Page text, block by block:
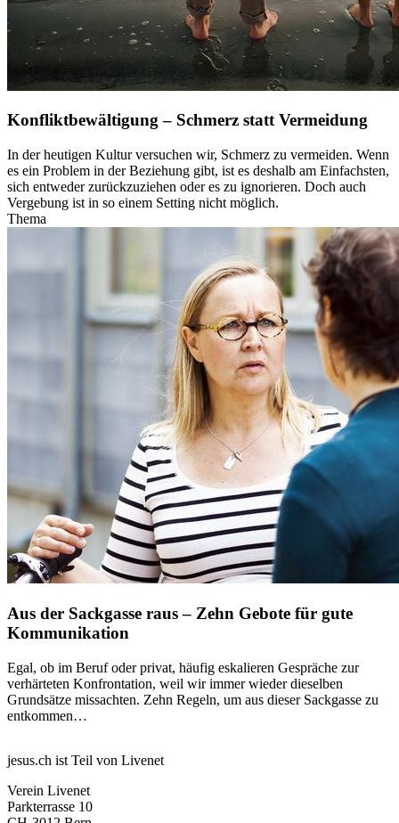
Konfliktbewältigung – Schmerz statt Vermeidung
In der heutigen Kultur versuchen wir, Schmerz zu vermeiden. Wenn
es ein Problem in der Beziehung gibt, ist es deshalb am Einfachsten,
sich entweder zurückzuziehen oder es zu ignorieren. Doch auch
Vergebung ist in so einem Setting nicht möglich.
Thema
Aus der Sackgasse raus – Zehn Gebote für gute
Kommunikation
Egal, ob im Beruf oder privat, häufig eskalieren Gespräche zur
verhärteten Konfrontation, weil wir immer wieder dieselben
Grundsätze missachten. Zehn Regeln, um aus dieser Sackgasse zu
entkommen…
jesus.ch ist Teil von Livenet
Verein Livenet
Parkterrasse 10